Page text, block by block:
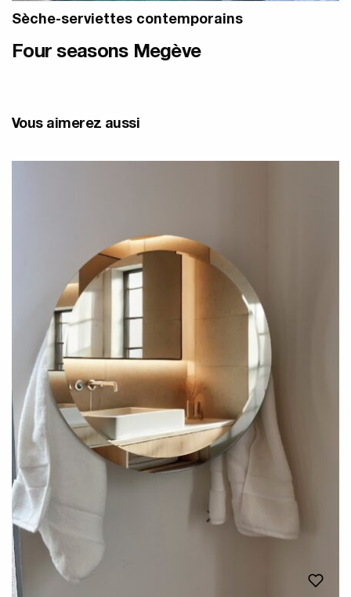
Sèche-serviettes contemporains
Four seasons Megève
Vous aimerez aussi